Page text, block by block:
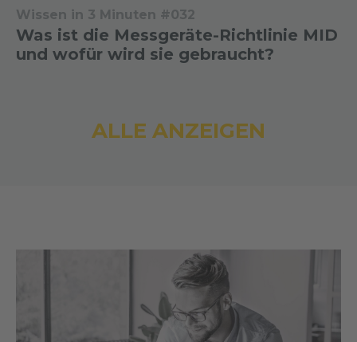
Wissen in 3 Minuten #032
Was ist die Messgeräte-Richtlinie MID
und wofür wird sie gebraucht?
ALLE ANZEIGEN